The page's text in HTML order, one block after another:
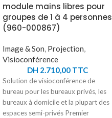
module mains libres pour
groupes de 1 à 4 personnes
(960-000867)
Image & Son Projection
Visioconférence
DH 2.710,00TTC
Solution de visioconférence de
bureau pour les bureaux privés, les
bureaux à domicile et la plupart des
espaces semi-privés Premier